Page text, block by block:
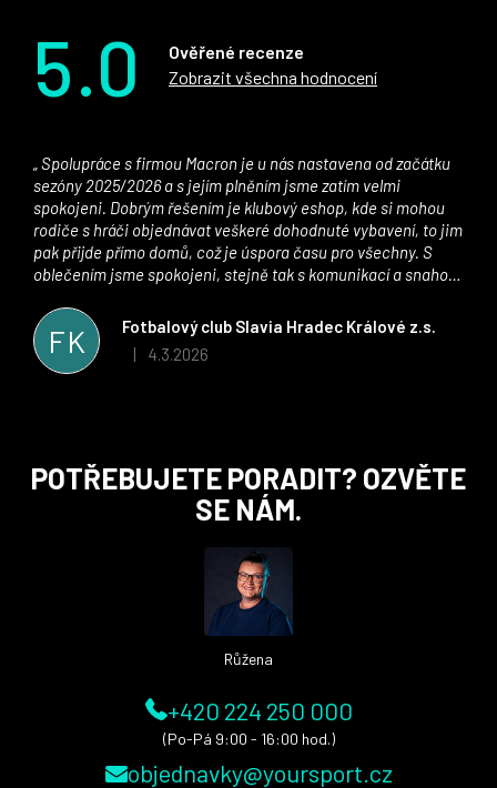
5.0
Ověřené recenze
Zobrazit všechna hodnocení
FK
Fotbalový club Slavia Hradec Králové z.s.
Hodnocení obchodu je 5 z 5 hvězdiček.
| 4.3.2026
sezóny 2025/2026 a s jejím plněním jsme zatím velmi
spokojeni. Dobrým řešením je klubový eshop, kde si mohou
rodiče s hráči objednávat veškeré dohodnuté vybavení, to jim
pak přijde přímo domů, což je úspora času pro všechny. S
oblečením jsme spokojeni, stejně tak s komunikací a snahou
stran. Věříme, že v tomto duchu bude spolupráce pokračovat
i nadále, nyní už začínáme řešit i první sady dresů ;)
POTŘEBUJETE PORADIT? OZVĚTE
SE NÁM.
Růžena
+420 224 250 000
(Po-Pá 9:00 - 16:00 hod.)
objednavky@yoursport.cz